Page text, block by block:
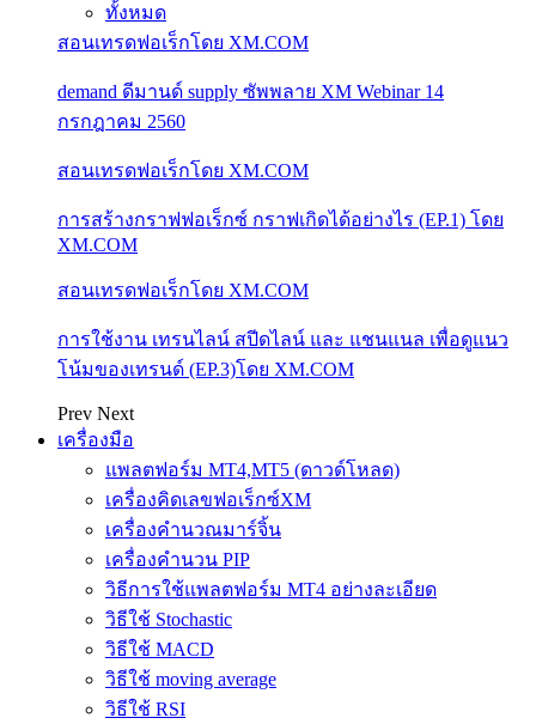
ทั้งหมด
สอนเทรดฟอเร็กโดย XM.COM
demand ดีมานด์ supply ซัพพลาย XM Webinar 14
กรกฎาคม 2560
สอนเทรดฟอเร็กโดย XM.COM
การสร้างกราฟฟอเร็กซ์ กราฟเกิดได้อย่างไร (EP.1) โดย
XM.COM
สอนเทรดฟอเร็กโดย XM.COM
การใช้งาน เทรนไลน์ สปีดไลน์ และ แชนแนล เพื่อดูแนว
โน้มของเทรนด์ (EP.3)โดย XM.COM
Prev Next
เครื่องมือ
แพลตฟอร์ม MT4,MT5 (ดาวด์โหลด)
เครื่องคิดเลขฟอเร็กซ์XM
เครื่องคำนวณมาร์จิ้น
เครื่องคำนวน PIP
วิธีการใช้แพลตฟอร์ม MT4 อย่างละเอียด
วิธีใช้ Stochastic
วิธีใช้ MACD
วิธีใช้ moving average
วิธีใช้ RSI